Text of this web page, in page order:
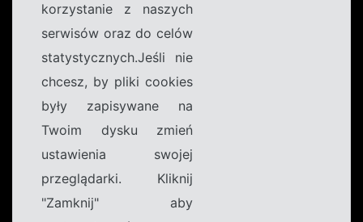
korzystanie z naszych
serwisów oraz do celów
statystycznych.Jeśli nie
chcesz, by pliki cookies
były zapisywane na
Twoim dysku zmień
ustawienia swojej
przeglądarki. Kliknij
"Zamknij" aby